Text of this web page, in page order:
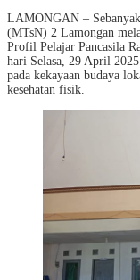
LAMONGAN –
(MTsN) 2 Lamongan
Profil Pelajar Pancasila
hari Selasa, 29 April
pada kekayaan budaya
kesehatan fisik.